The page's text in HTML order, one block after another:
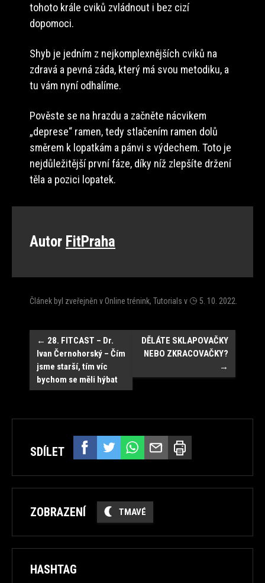
tohoto krále cviků zvládnout i bez cizí
dopomoci.
Shyb je jedním z nejkomplexnějších cviků na
zdravá a pevná záda, který má svou metodiku, a
tu vám nyní odhalíme.
Pověste se na hrazdu a začněte nácvikem
„deprese“ ramen, tedy stlačením ramen dolů
směrem k lopatkám a pánvi s výdechem. Toto je
nejdůležitější první fáze, díky níž zlepšíte držení
těla a pozici lopatek.
Autor FitPraha
Článek byl zveřejněn vOnline trénink, Tutorials v 5. 10. 2022
Navigace
← 28. FITCAST – Dr.
Ivan Černohorský – Čím
jsme starší, tím víc
bychom se měli hýbat
DĚLÁTE SKLAPOVAČKY
NEBO ZKRACOVAČKY?
→
SDÍLET
ZOBRAZENÍ TMAVÉ
HASHTAG